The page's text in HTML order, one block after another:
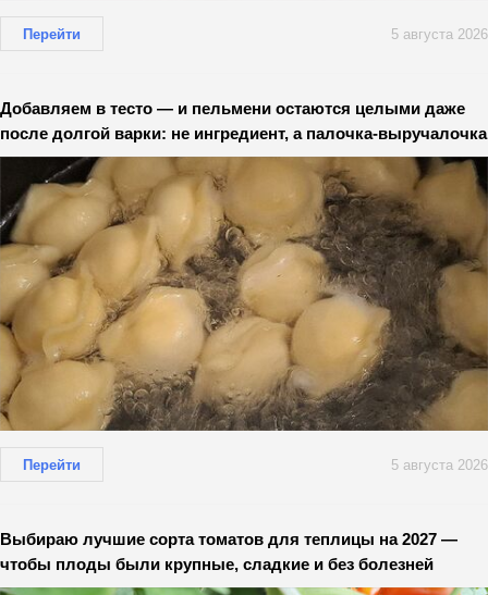
Перейти 5 августа 2026
Добавляем в тесто — и пельмени остаются целыми даже
после долгой варки: не ингредиент, а палочка-выручалочка
Перейти 5 августа 2026
Выбираю лучшие сорта томатов для теплицы на 2027 —
чтобы плоды были крупные, сладкие и без болезней